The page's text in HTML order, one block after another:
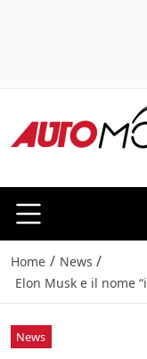
Home / News /
Elon Musk e il nome
News